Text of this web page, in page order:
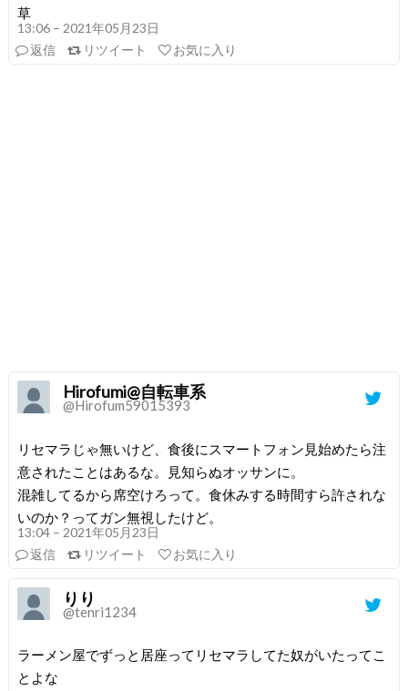
草
13:06 – 2021年05月23日
返信
リツイート お気に入り
Hirofumi@自転車系
@Hirofum59015393
リセマラじゃ無いけど、食後にスマートフォン見始めたら注
意されたことはあるな。見知らぬオッサンに。
混雑してるから席空けろって。食休みする時間すら許されな
いのか？ってガン無視したけど。
13:04 – 2021年05月23日
返信
リツイート お気に入り
りり
@tenri1234
ラーメン屋でずっと居座ってリセマラしてた奴がいたってこ
とよな